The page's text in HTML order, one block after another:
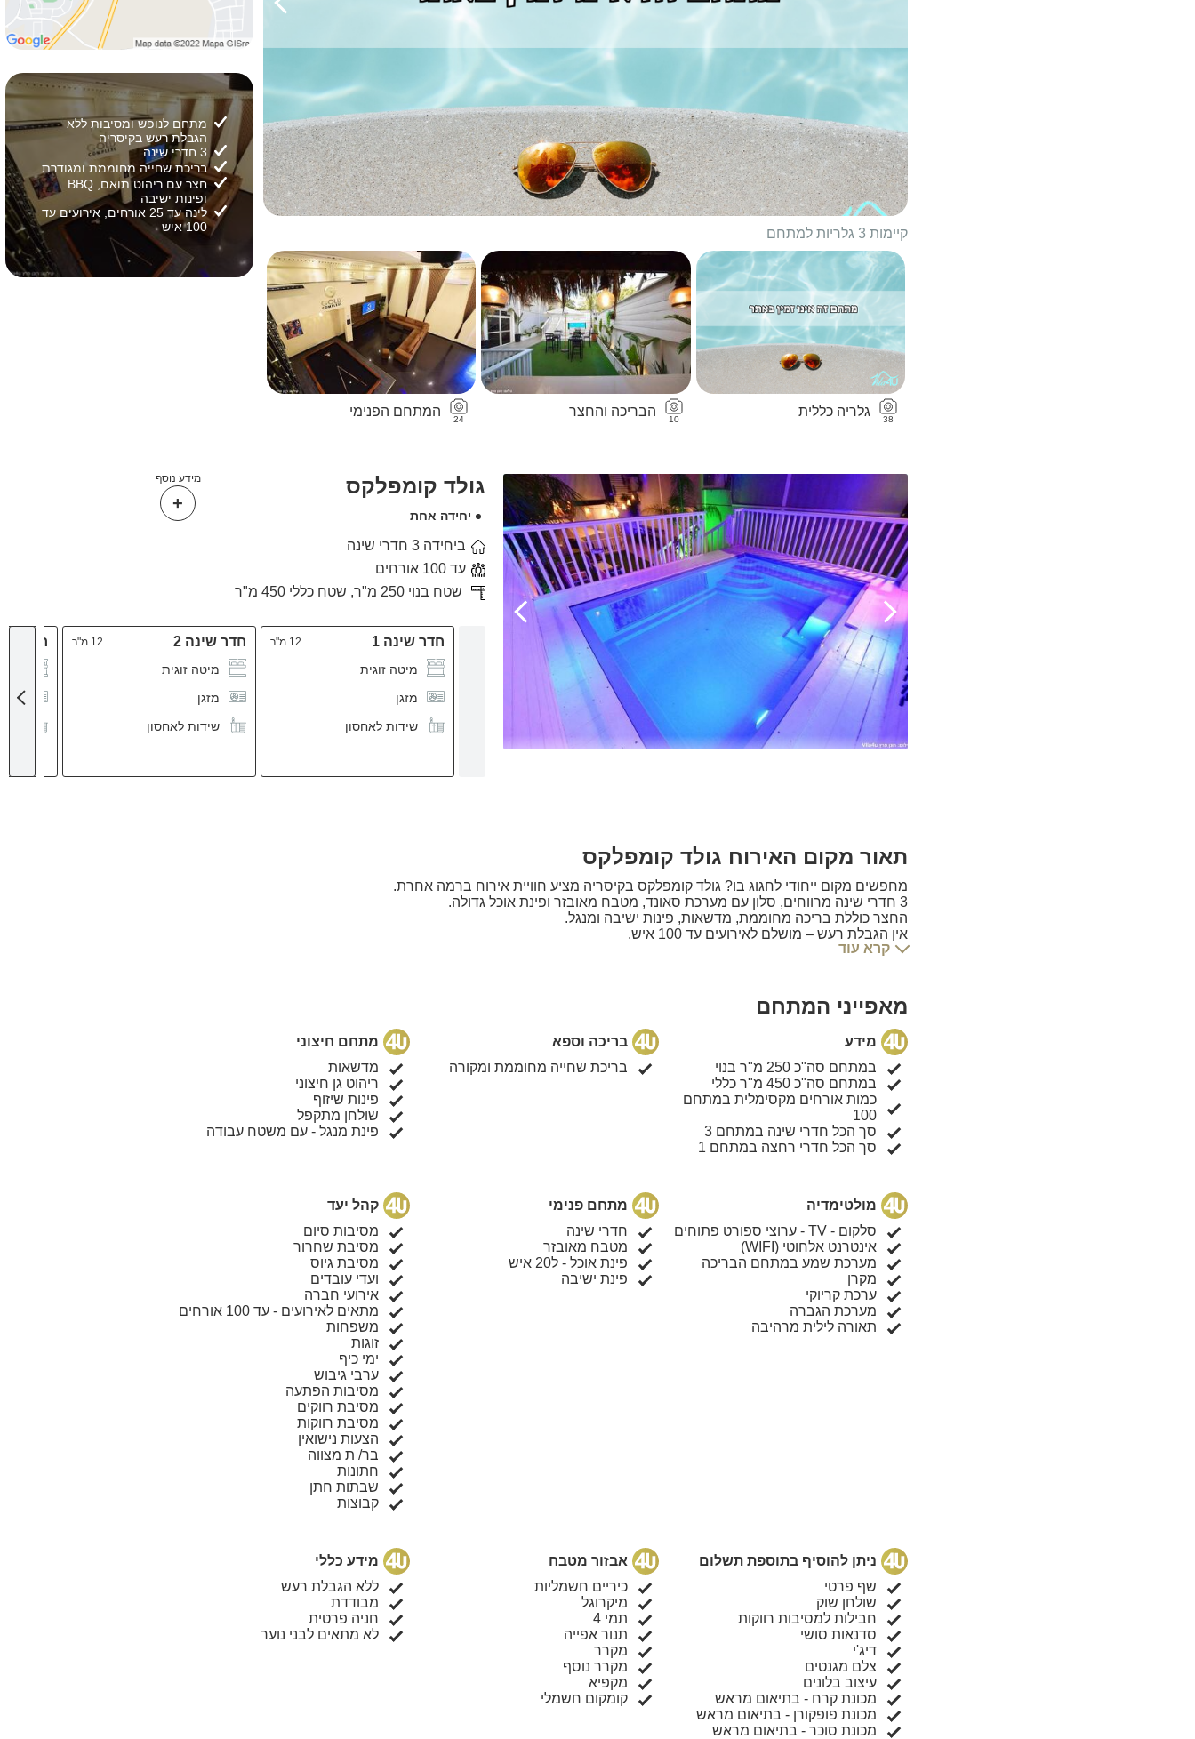
1/ 38
38
קיימות 3 גלריות למתחם
38
גלריה כללית
10
הבריכה והחצר
24
המתחם הפנימי
מתחם לנופש ומסיבות ללא
הגבלת רעש בקיסריה
3 חדרי שינה
בריכת שחייה מחוממת ומגודרת
חצר עם ריהוט תואם, BBQ
ופינות ישיבה
לינה עד 25 אורחים, אירועים עד
100 איש
גולד קומפלקס
יחידה אחת
ביחידה 3 חדרי שינה
עד 100 אורחים
שטח בנוי 250 מ"ר,
שטח כללי 450 מ"ר
חדר שינה 1 12 מ"ר
מיטה זוגית
מזגן
שידות לאחסון
חדר שינה 2 12 מ"ר
מיטה זוגית
מזגן
שידות לאחסון
חדר
מידע נוסף
תאור מקום האירוח גולד קומפלקס
מחפשים מקום ייחודי לחגוג בו? גולד קומפלקס בקיסריה מציע חוויית אירוח ברמה אחרת.
3 חדרי שינה מרווחים, סלון עם מערכת סאונד, מטבח מאובזר ופינת אוכל גדולה.
החצר כוללת בריכה מחוממת, מדשאות, פינות ישיבה ומנגל.
אין הגבלת רעש – מושלם לאירועים עד 100 איש.
לינה נוחה עד 20 אורחים.
קרא עוד
מאפייני המתחם
מידע
במתחם סה"כ 250 מ"ר בנוי
במתחם סה"כ 450 מ"ר כללי
כמות אורחים מקסימלית במתחם
100
סך הכל חדרי שינה במתחם 3
סך הכל חדרי רחצה במתחם 1
בריכה וספא
בריכת שחייה מחוממת ומקורה
מתחם חיצוני
מדשאות
ריהוט גן חיצוני
פינות שיזוף
שולחן מתקפל
פינת מנגל - עם משטח עבודה
מולטימדיה
סלקום - TV - ערוצי ספורט פתוחים
אינטרנט אלחוטי (WIFI)
מערכת שמע במתחם הבריכה
מקרן
ערכת קריוקי
מערכת הגברה
תאורה לילית מרהיבה
מתחם פנימי
חדרי שינה
מטבח מאובזר
פינת אוכל - ל20 איש
פינת ישיבה
קהל יעד
מסיבות סיום
מסיבת שחרור
מסיבת גיוס
ועדי עובדים
אירועי חברה
מתאים לאירועים - עד 100 אורחים
משפחות
זוגות
ימי כיף
ערבי גיבוש
מסיבות הפתעה
מסיבת רווקים
מסיבת רווקות
הצעות נישואין
בר/ ת מצווה
חתונות
שבתות חתן
קבוצות
ניתן להוסיף בתוספת תשלום
שף פרטי
שולחן שוק
חבילות למסיבות רווקות
סדנאות סושי
דיג'י
צלם מגנטים
עיצוב בלונים
מכונת קרח - בתיאום מראש
מכונת פופקורן - בתיאום מראש
מכונת סוכר - בתיאום מראש
אבזור מטבח
כיריים חשמליות
מיקרוגל
תמי 4
תנור אפייה
מקרר
מקרר נוסף
מקפיא
קומקום חשמלי
מידע כללי
ללא הגבלת רעש
מבודדת
חניה פרטית
לא מתאים לבני נוער